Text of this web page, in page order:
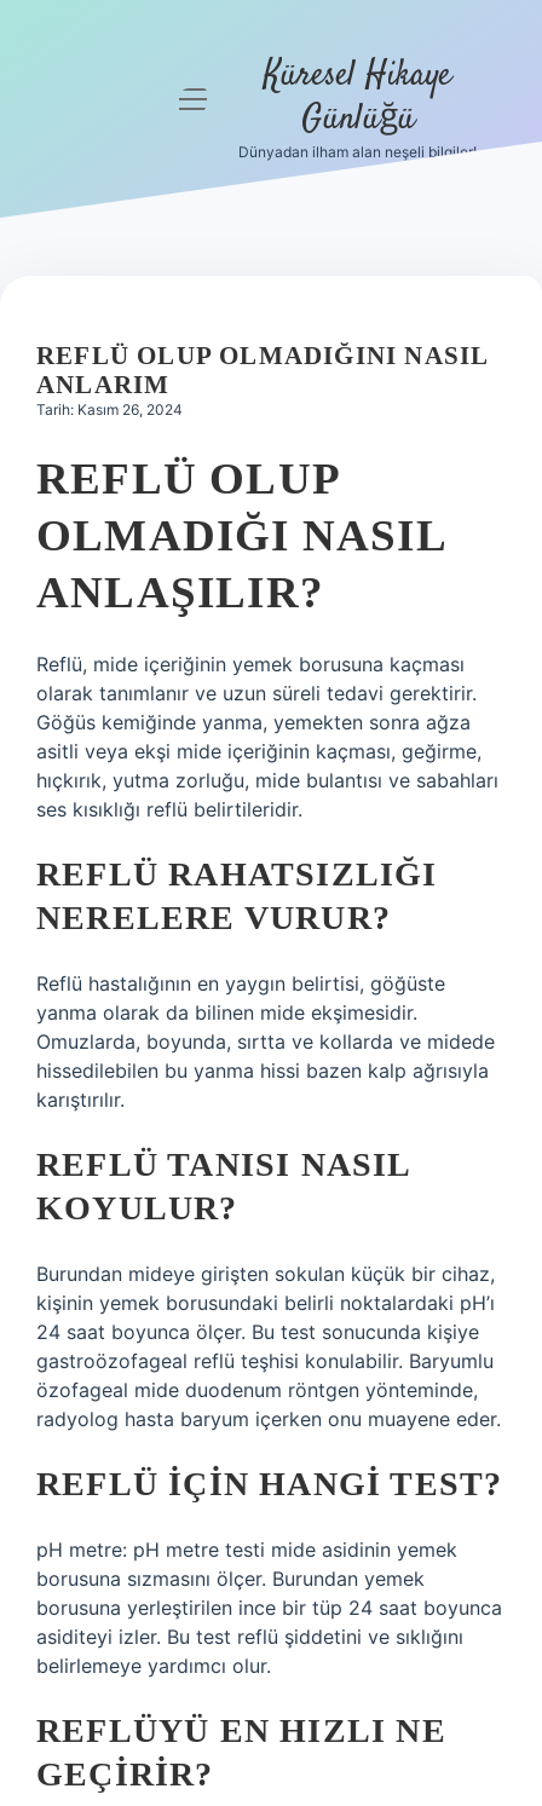
Hakkımızda
menüyü
Küresel Hikaye
Günlüğü
Dünyadan ilham alan neşeli bilgiler!
REFLÜ OLUP OLMADIĞINI NASIL
ANLARIM
Tarih: Kasım 26, 2024
REFLÜ OLUP
OLMADIĞI NASIL
ANLAŞILIR?
Reflü, mide içeriğinin yemek borusuna kaçması
olarak tanımlanır ve uzun süreli tedavi gerektirir.
Göğüs kemiğinde yanma, yemekten sonra ağza
asitli veya ekşi mide içeriğinin kaçması, geğirme,
hıçkırık, yutma zorluğu, mide bulantısı ve sabahları
ses kısıklığı reflü belirtileridir.
REFLÜ RAHATSIZLIĞI
NERELERE VURUR?
Reflü hastalığının en yaygın belirtisi, göğüste
yanma olarak da bilinen mide ekşimesidir.
Omuzlarda, boyunda, sırtta ve kollarda ve midede
hissedilebilen bu yanma hissi bazen kalp ağrısıyla
karıştırılır.
REFLÜ TANISI NASIL
KOYULUR?
Burundan mideye girişten sokulan küçük bir cihaz,
kişinin yemek borusundaki belirli noktalardaki pH’ı
24 saat boyunca ölçer. Bu test sonucunda kişiye
gastroözofageal reflü teşhisi konulabilir. Baryumlu
özofageal mide duodenum röntgen yönteminde,
radyolog hasta baryum içerken onu muayene eder.
REFLÜ IÇIN HANGI TEST?
pH metre: pH metre testi mide asidinin yemek
borusuna sızmasını ölçer. Burundan yemek
borusuna yerleştirilen ince bir tüp 24 saat boyunca
asiditeyi izler. Bu test reflü şiddetini ve sıklığını
belirlemeye yardımcı olur.
REFLÜYÜ EN HIZLI NE
GEÇIRIR?